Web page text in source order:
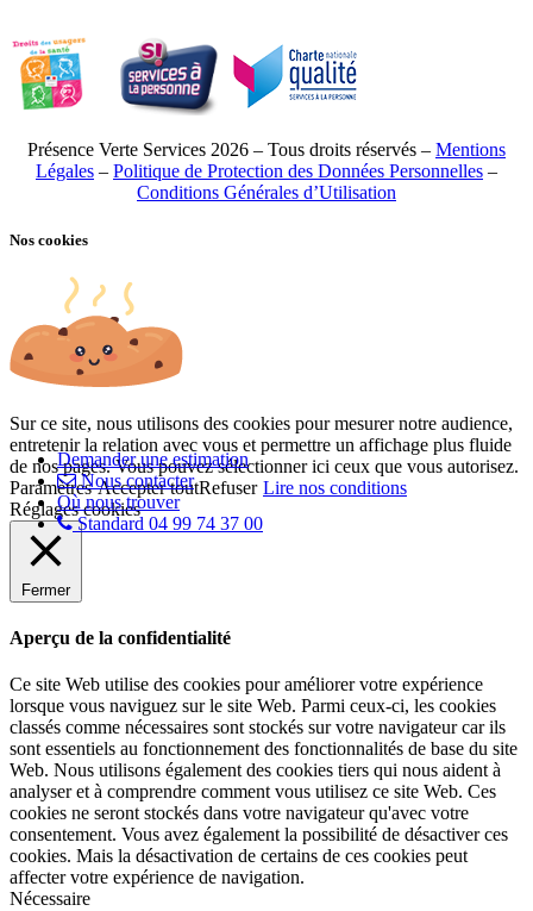
Présence Verte Services 2026 – Tous droits réservés – Mentions
Légales – Politique de Protection des Données Personnelles –
Conditions Générales d’Utilisation
Nos cookies
Sur ce site, nous utilisons des cookies pour mesurer notre audience,
entretenir la relation avec vous et permettre un affichage plus fluide
de nos pages. Vous pouvez sélectionner ici ceux que vous autorisez.
Paramètres Accepter toutRefuser Lire nos conditions
Réglages cookies
Fermer
Aperçu de la confidentialité
Ce site Web utilise des cookies pour améliorer votre expérience
lorsque vous naviguez sur le site Web. Parmi ceux-ci, les cookies
classés comme nécessaires sont stockés sur votre navigateur car ils
sont essentiels au fonctionnement des fonctionnalités de base du site
Web. Nous utilisons également des cookies tiers qui nous aident à
analyser et à comprendre comment vous utilisez ce site Web. Ces
cookies ne seront stockés dans votre navigateur qu'avec votre
consentement. Vous avez également la possibilité de désactiver ces
cookies. Mais la désactivation de certains de ces cookies peut
affecter votre expérience de navigation.
Nécessaire
Demander une estimation
Nous contacter
Où nous trouver
Standard 04 99 74 37 00